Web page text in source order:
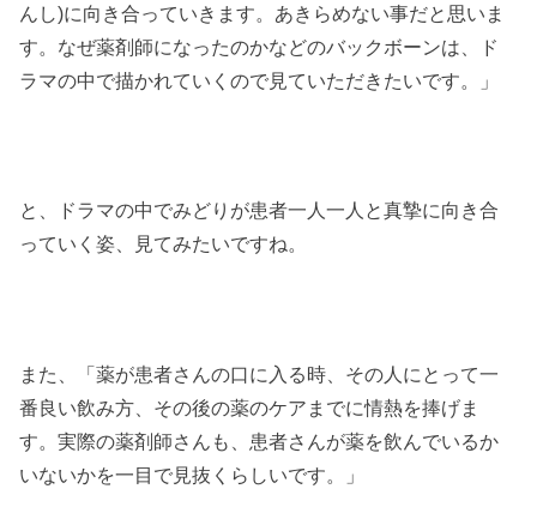
んし)に向き合っていきます。あきらめない事だと思いま
す。なぜ薬剤師になったのかなどのバックボーンは、ド
ラマの中で描かれていくので見ていただきたいです。」
と、ドラマの中でみどりが患者一人一人と真摯に向き合
っていく姿、見てみたいですね。
また、「薬が患者さんの口に入る時、その人にとって一
番良い飲み方、その後の薬のケアまでに情熱を捧げま
す。実際の薬剤師さんも、患者さんが薬を飲んでいるか
いないかを一目で見抜くらしいです。」